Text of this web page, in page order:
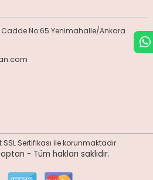
Cadde No:65 Yenimahalle/Ankara
Sertifikası ile korunmaktadır.
- Tüm hakları saklıdır.